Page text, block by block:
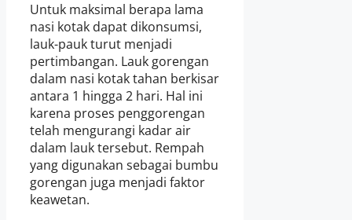
Untuk maksimal berapa lama
nasi kotak dapat dikonsumsi,
lauk-pauk turut menjadi
pertimbangan. Lauk gorengan
dalam nasi kotak tahan berkisar
antara 1 hingga 2 hari. Hal ini
karena proses penggorengan
telah mengurangi kadar air
dalam lauk tersebut. Rempah
yang digunakan sebagai bumbu
gorengan juga menjadi faktor
keawetan.